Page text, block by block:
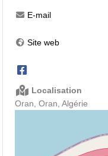
E-mail
Site web
Localisation
Oran, Oran, Algérie